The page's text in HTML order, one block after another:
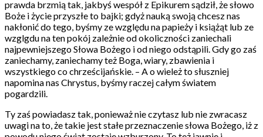
prawda brzmią tak, jakbyś wespół z Epikurem sądził, że słowo
Boże i życie przyszłe to bajki; gdyż nauką swoją chcesz nas
nakłonić do tego, byśmy ze względu na papieży i książąt lub ze
wzglgdu na ten pokój zależnie od okoliczności zaniechali
najpewniejszego Słowa Bożego i od niego odstąpili. Gdy go zaś
zaniechamy, zaniechamy też Boga, wiary, zbawienia i
wszystkiego co chrześcijańskie. – A o wieleż to słuszniej
napomina nas Chrystus, byśmy raczej całym światem
pogardzili.
Ty zaś powiadasz tak, ponieważ nie czytasz lub nie zwracasz
uwagi na to, że takie jest stałe przeznaczenie słowa Bożego, iż z